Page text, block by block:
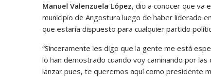
Manuel Valenzuela López, dio a conocer que va
municipio de Angostura luego de haber liderado
que estaría dispuesto para cualquier partido
“Sinceramente les digo que la gente me está
lo han demostrado cuando voy caminando por
lanzar pues, te queremos aquí como presidente